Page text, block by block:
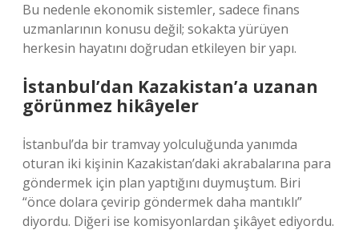
Bu nedenle ekonomik sistemler, sadece finans
uzmanlarının konusu değil; sokakta yürüyen
herkesin hayatını doğrudan etkileyen bir yapı.
İstanbul’dan Kazakistan’a uzanan
görünmez hikâyeler
İstanbul’da bir tramvay yolculuğunda yanımda
oturan iki kişinin Kazakistan’daki akrabalarına para
göndermek için plan yaptığını duymuştum. Biri
“önce dolara çevirip göndermek daha mantıklı”
diyordu. Diğeri ise komisyonlardan şikâyet ediyordu.